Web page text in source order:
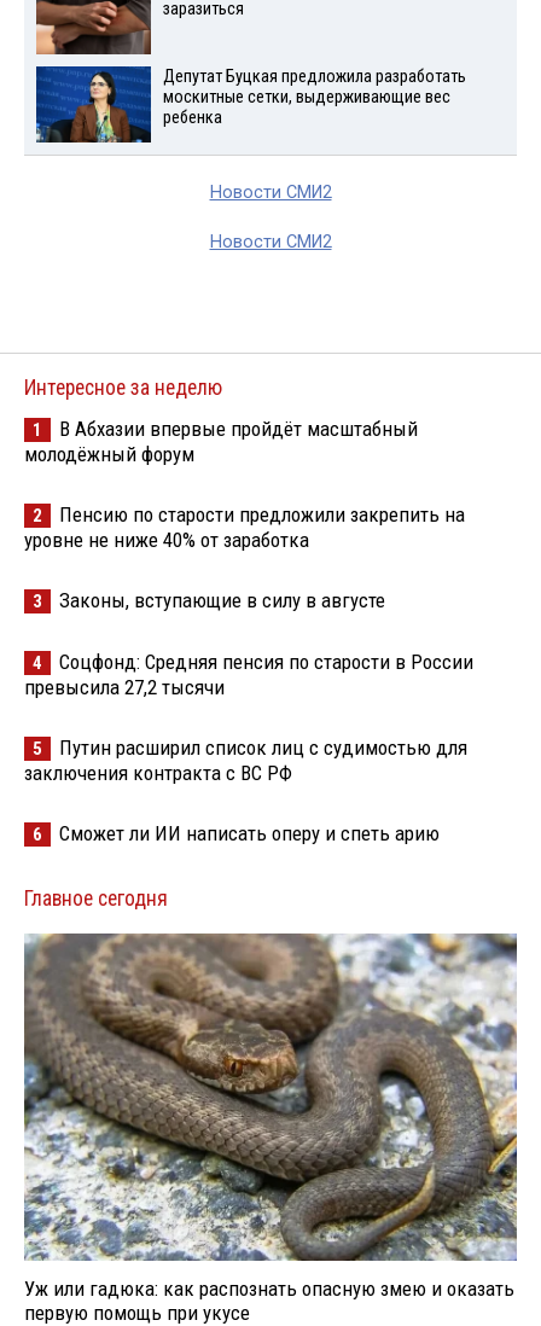
заразиться
Депутат Буцкая предложила разработать
москитные сетки, выдерживающие вес
ребенка
Новости СМИ2
Новости СМИ2
Интересное за неделю
1
В Абхазии впервые пройдёт масштабный
молодёжный форум
2
Пенсию по старости предложили закрепить на
уровне не ниже 40% от заработка
3 Законы, вступающие в силу в августе
4
Соцфонд: Средняя пенсия по старости в России
превысила 27,2 тысячи
5
Путин расширил список лиц с судимостью для
заключения контракта с ВС РФ
6 Сможет ли ИИ написать оперу и спеть арию
Главное сегодня
Уж или гадюка: как распознать опасную змею и оказать
первую помощь при укусе